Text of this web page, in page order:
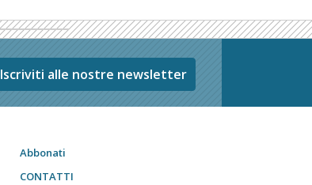
Iscriviti alle nostre newsletter
Abbonati
CONTATTI